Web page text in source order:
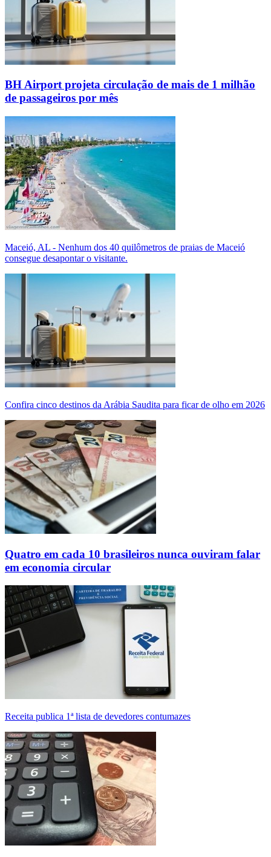
BH Airport projeta circulação de mais de 1 milhão
de passageiros por mês
Maceió, AL - Nenhum dos 40 quilômetros de praias de Maceió
consegue desapontar o visitante.
Confira cinco destinos da Arábia Saudita para ficar de olho em 2026
Quatro em cada 10 brasileiros nunca ouviram falar
em economia circular
Receita publica 1ª lista de devedores contumazes